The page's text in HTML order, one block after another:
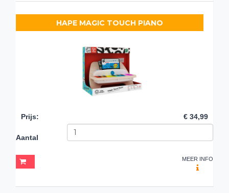
HAPE MAGIC TOUCH PIANO
Prijs: € 34,99
Aantal
MEER INFO